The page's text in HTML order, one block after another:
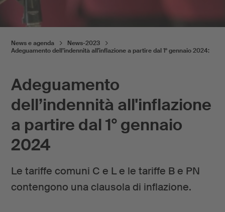
Adeguamento
dell’indennità all'inflazione
a partire dal 1° gennaio
2024
Le tariffe comuni C e L e le tariffe B e PN
contengono una clausola di inflazione.
News e agenda
News-2023
Adeguamento dell’indennità all'inflazione a partire dal 1° gennaio 2024: